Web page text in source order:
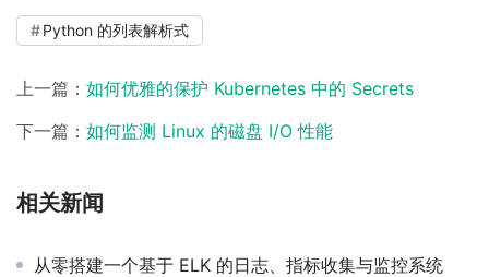
Python 的列表解析式
上一篇： 如何优雅的保护 Kubernetes 中的 Secrets
下一篇： 如何监测 Linux 的磁盘 I/O 性能
相关新闻
从零搭建一个基于 ELK 的日志、指标收集与监控系统